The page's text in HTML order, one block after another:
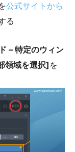
公式サイトから
る
– 特定のウィン
領域を選択]を